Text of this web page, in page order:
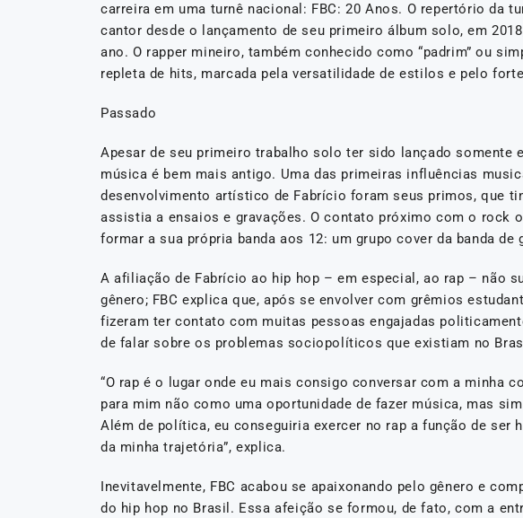
carreira em uma turnê nacional: FBC: 20 Anos. O repertório da
cantor desde o lançamento de seu primeiro álbum solo, em
ano. O rapper mineiro, também conhecido como “padrim” ou
repleta de hits, marcada pela versatilidade de estilos e pelo
Passado
Apesar de seu primeiro trabalho solo ter sido lançado somente
música é bem mais antigo. Uma das primeiras influências
desenvolvimento artístico de Fabrício foram seus primos, que
assistia a ensaios e gravações. O contato próximo com o rock
formar a sua própria banda aos 12: um grupo cover da banda de
A afiliação de Fabrício ao hip hop – em especial, ao rap – não
gênero; FBC explica que, após se envolver com grêmios
fizeram ter contato com muitas pessoas engajadas
de falar sobre os problemas sociopolíticos que existiam no
“O rap é o lugar onde eu mais consigo conversar com a minha
para mim não como uma oportunidade de fazer música, mas
Além de política, eu conseguiria exercer no rap a função de ser
da minha trajetória”, explica.
Inevitavelmente, FBC acabou se apaixonando pelo gênero e
do hip hop no Brasil. Essa afeição se formou, de fato, com a